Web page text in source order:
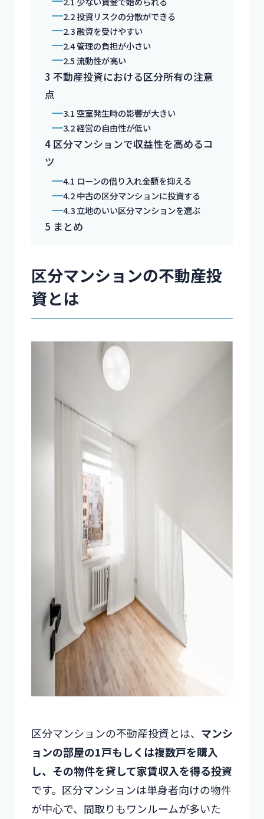
2.2投資リスクの分散ができる
2.3融資を受けやすい
2.4管理の負担が小さい
2.5流動性が高い
3 不動産投資における区分所有の注意
点
3.1 空室発生時の影響が大きい
3.2経営の自由性が低い
4区分マンションで収益性を高めるコ
ツ
4.1 ローンの借り入れ金額を抑える
4.2中古の区分マンションに投資する
4.3立地のいい区分マンションを選ぶ
5 まとめ
区分マンションの不動産投
資とは
区分マンションの不動産投資とは、 マンシ
ョンの部屋の1戸もしくは複数戸を購入
し、その物件を貸して家賃収入を得る投資
です。区分マンションは単身者向けの物件
が中心で、間取りもワンルームが多いた